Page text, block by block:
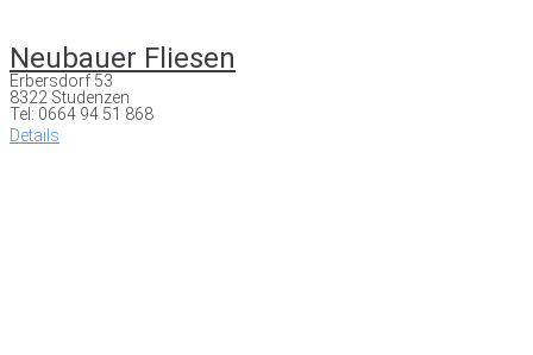
Neubauer Fliesen
Erbersdorf 53
8322 Studenzen
Tel: 0664 94 51 868
Details